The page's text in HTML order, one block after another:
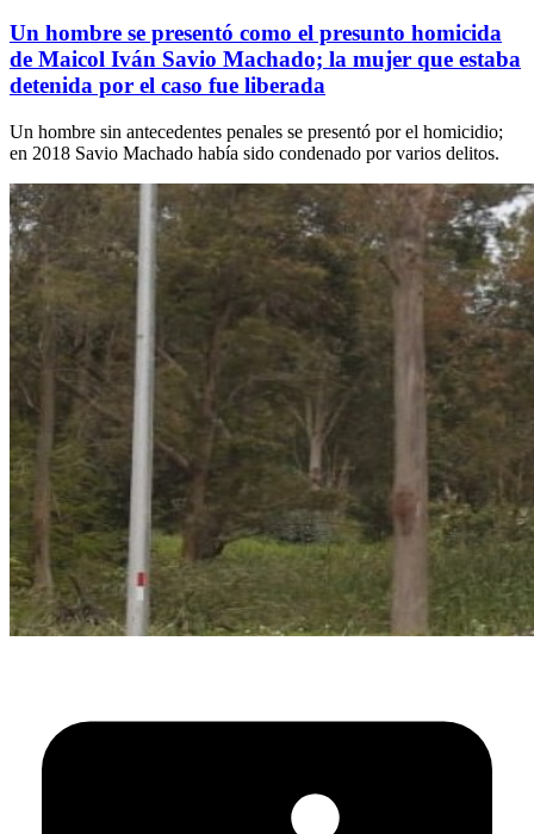
Un hombre se presentó como el presunto homicida
de Maicol Iván Savio Machado; la mujer que estaba
detenida por el caso fue liberada
Un hombre sin antecedentes penales se presentó por el homicidio;
en 2018 Savio Machado había sido condenado por varios delitos.